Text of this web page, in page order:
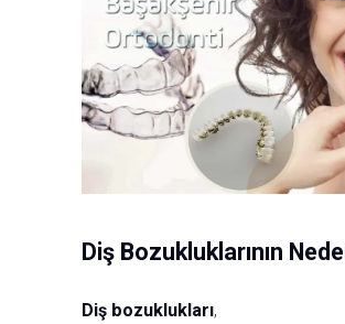
Diş Bozukluklarının
Diş bozuklukları,